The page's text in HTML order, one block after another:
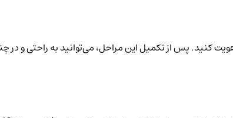
کنید. پس از تکمیل این مراحل، می‌توانید به راحتی و در